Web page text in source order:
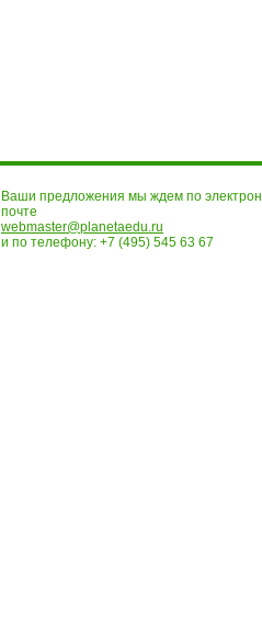
Ваши предложения мы ждем по
почте
webmaster@planetaedu.ru
и по телефону: +7 (495) 545 63 67